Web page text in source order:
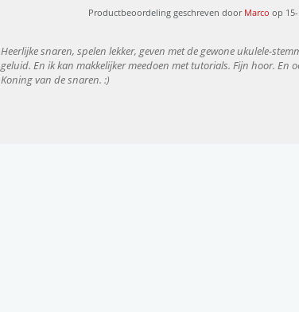
Productbeoordeling geschreven door Marco op
Heerlijke snaren, spelen lekker, geven met de gewone ukulele-
geluid. En ik kan makkelijker meedoen met tutorials. Fijn hoor. En
Koning van de snaren. :)